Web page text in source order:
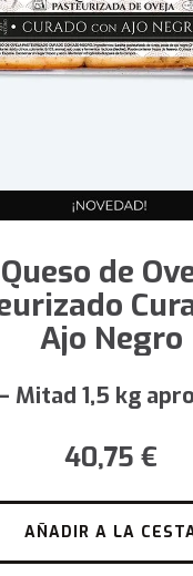
Queso de
Ajo Negro
Mitad 1,5 kg
40,75 €
AÑADIR A LA